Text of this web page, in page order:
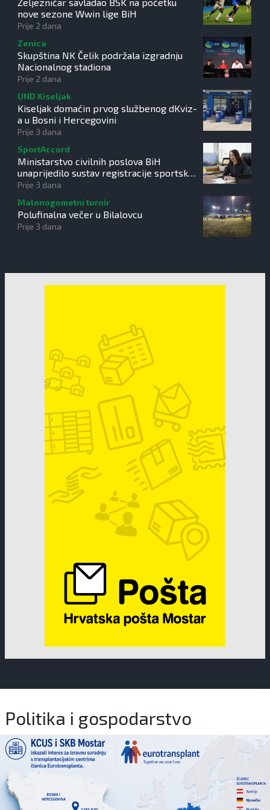
nove sezone Wwin lige BiH
Prije 2 dana
Zenica
Skupština NK Čelik podržala izgradnju
Nacionalnog stadiona
Prije 2 dana
UND Kiseljak
Kiseljak domaćin prvog službenog dKviz-
a u Bosni i Hercegovini
Prije 3 dana
SportAccord
Ministarstvo civilnih poslova BiH
unaprijedilo sustav registracije sportskih
organizacija
Prije 3 dana
Malonogometni turnir
Polufinalna večer u Bilalovcu
Prije 3 dana
Politika i gospodarstvo